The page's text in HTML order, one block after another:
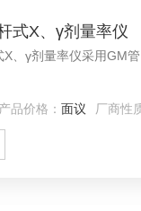
式X、γ剂量率仪
、γ剂量率仪采用GM
产品价格： 面议 厂商性